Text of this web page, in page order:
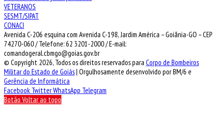
VETERANOS
SESMT/SIPAT
CONACI
Avenida C-206 esquina com Avenida C-198, Jardim América – Goiânia-GO – CEP
74270-060 / Telefone: 62 3201-2000 / E-mail:
comandogeral.cbmgo@goias.gov.br
© Copyright 2026, Todos os direitos reservados para Corpo de Bombeiros
Militar do Estado de Goiás| Orgulhosamente desenvolvido por BM/6 e
Gerência de Informática
Facebook TwitterWhatsApp Telegram
Botão Voltar ao topo